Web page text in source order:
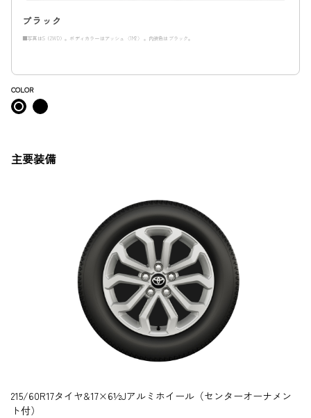
ブラック
■写真はS（2WD）。ボディカラーはアッシュ〈1M2〉 。内装色はブラック。
COLOR
主要装備
215/60R17タイヤ&17×6½Jアルミホイール（センターオーナメン
ト付）